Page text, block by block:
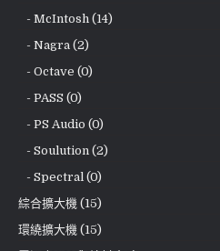
- McIntosh (14)
- Nagra (2)
- Octave (0)
- PASS (0)
- PS Audio (0)
- Soulution (2)
- Spectral (0)
綜合擴大機 (15)
環繞擴大機 (15)